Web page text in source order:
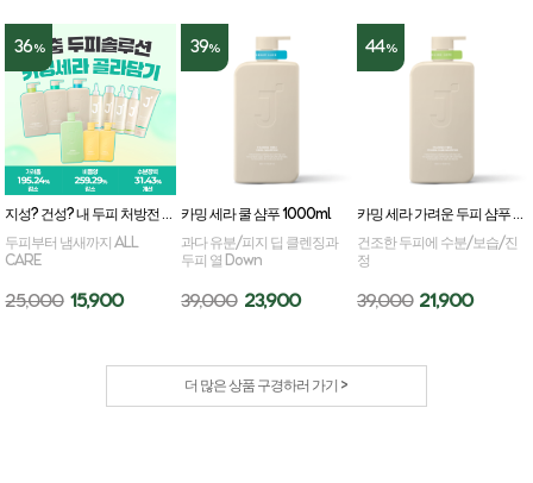
36%
지성? 건성? 내 두피 처방전 카밍세라 골라담기
두피부터 냄새까지 ALL
CARE
25,000 15,900
39%
카밍 세라 쿨 샴푸 1000ml
과다 유분/피지 딥 클렌징과
두피 열 Down
39,000 23,900
44%
카밍 세라 가려운 두피 샴푸 1000ml
건조한 두피에 수분/보습/진
정
39,000 21,900
더 많은 상품 구경하러 가기 >